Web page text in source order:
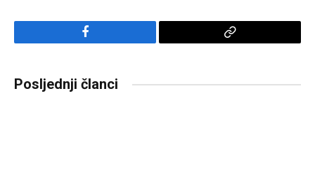
Facebook
Copy
Posljednji članci